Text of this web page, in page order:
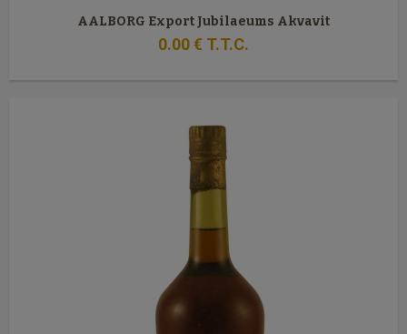
AALBORG Export Jubilaeums Akvavit
0.00€ T.T.C.